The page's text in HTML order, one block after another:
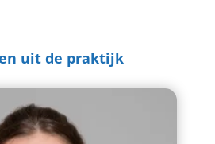
uit de praktijk